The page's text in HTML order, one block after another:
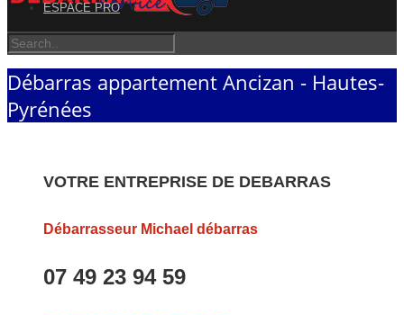
ESPACE PRO
Débarras appartement Ancizan - Hautes-
Pyrénées
VOTRE ENTREPRISE DE DEBARRAS
Débarrasseur Michael débarras
07 49 23 94 59